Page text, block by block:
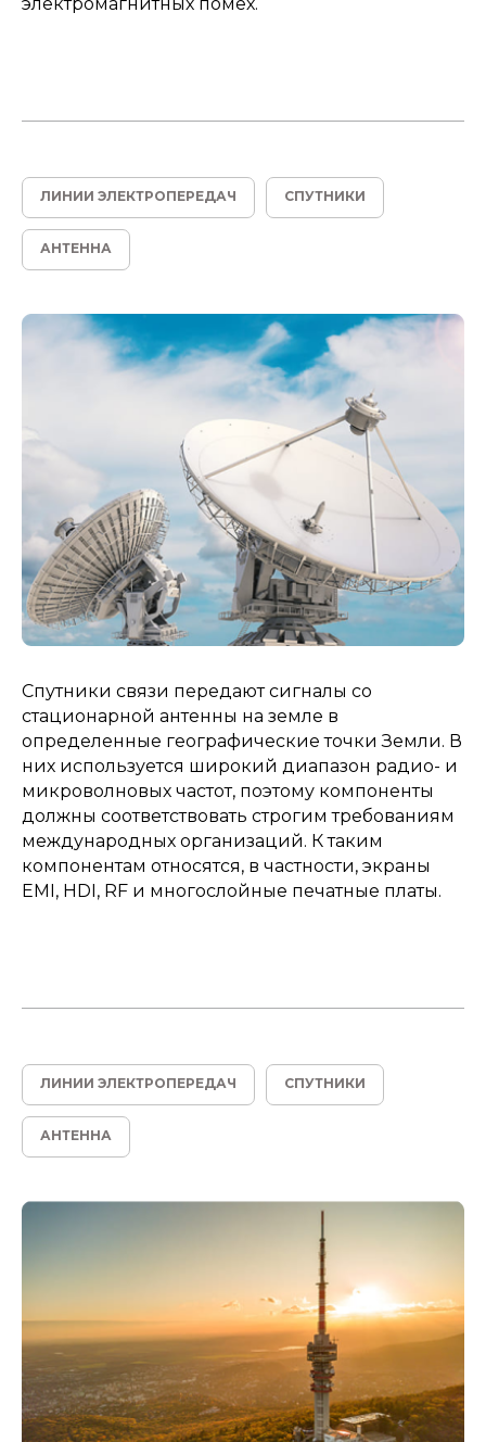
ЛИНИИ ЭЛЕКТРОПЕРЕДАЧ СПУТНИКИ
АНТЕННА
Спутники связи передают сигналы со
стационарной антенны на земле в
определенные географические точки Земли. В
них используется широкий диапазон радио- и
микроволновых частот, поэтому компоненты
должны соответствовать строгим требованиям
международных организаций. К таким
компонентам относятся, в частности, экраны
EMI, HDI, RF и многослойные печатные платы.
ЛИНИИ ЭЛЕКТРОПЕРЕДАЧ СПУТНИКИ
АНТЕННА